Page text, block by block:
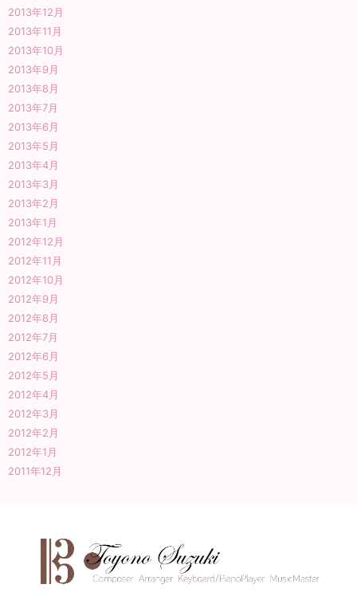
2013年12月
2013年11月
2013年10月
2013年9月
2013年8月
2013年7月
2013年6月
2013年5月
2013年4月
2013年3月
2013年2月
2013年1月
2012年12月
2012年11月
2012年10月
2012年9月
2012年8月
2012年7月
2012年6月
2012年5月
2012年4月
2012年3月
2012年2月
2012年1月
2011年12月